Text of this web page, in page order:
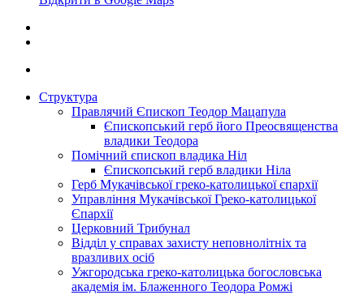
Структура
Правлячий Єпископ Теодор Мацапула
Єпископський герб його Преосвященства
владики Теодора
Помічний єпископ владика Ніл
Єпископський герб владики Ніла
Герб Мукачівської греко-католицької єпархії
Управління Мукачівської Греко-католицької
Єпархії
Церковний Трибунал
Відділ у справах захисту неповнолітніх та
вразливих осіб
Ужгородська греко-католицька богословська
академія ім. Блаженного Теодора Ромжі